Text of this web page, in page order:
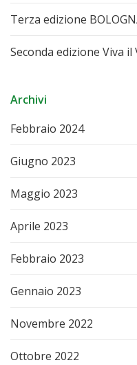
Terza edizione
Seconda edizione Viva
Archivi
Febbraio 2024
Giugno 2023
Maggio 2023
Aprile 2023
Febbraio 2023
Gennaio 2023
Novembre 2022
Ottobre 2022